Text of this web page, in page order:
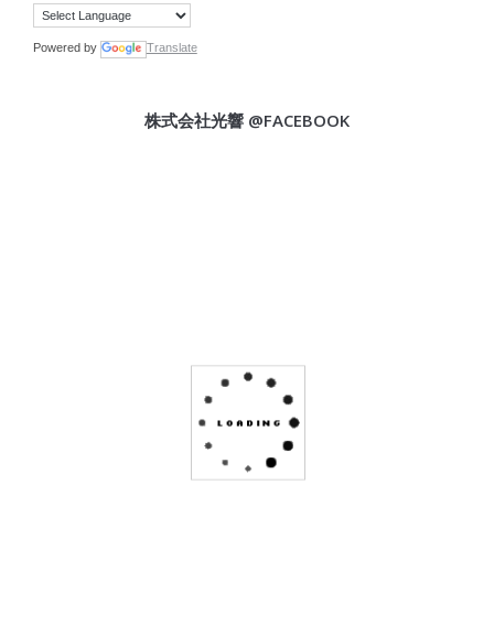
Powered by Translate
株式会社光響 @FACEBOOK